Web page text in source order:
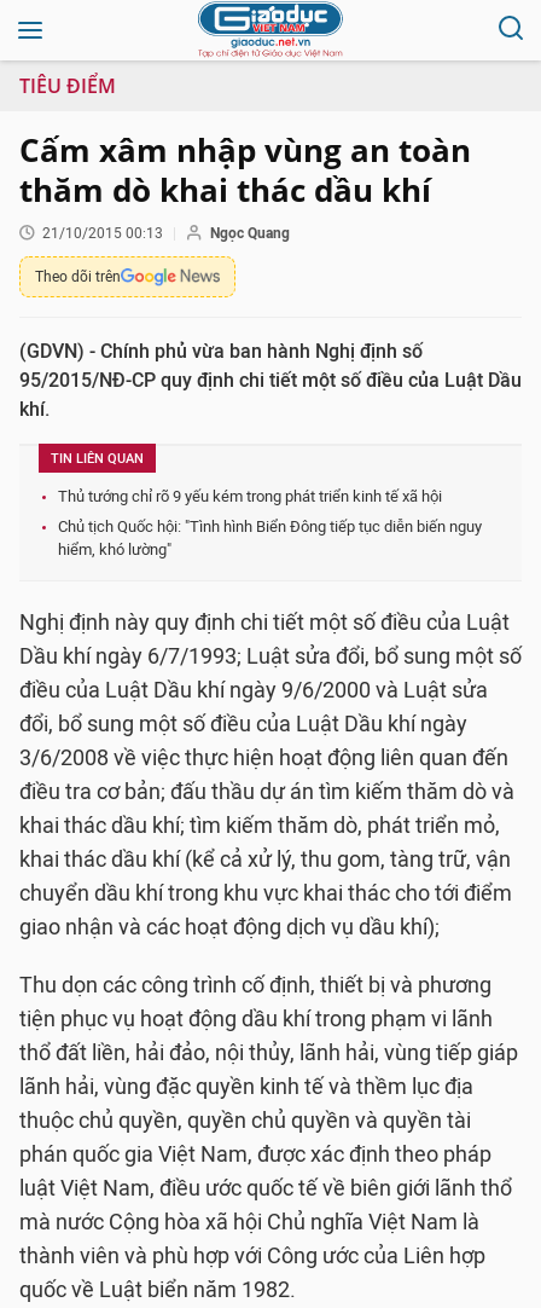
TIÊU ĐIỂM
Cấm xâm nhập vùng an toàn
thăm dò khai thác dầu khí
21/10/2015 00:13 Ngọc Quang
Theo dõi trên
(GDVN) - Chính phủ vừa ban hành Nghị định số
95/2015/NĐ-CP quy định chi tiết một số điều của Luật Dầu
khí.
TIN LIÊN QUAN
Thủ tướng chỉ rõ 9 yếu kém trong phát triển kinh tế xã hội
Chủ tịch Quốc hội: "Tình hình Biển Đông tiếp tục diễn biến nguy
hiểm, khó lường"
Nghị định này quy định chi tiết một số điều của Luật
Dầu khí ngày 6/7/1993; Luật sửa đổi, bổ sung một số
điều của Luật Dầu khí ngày 9/6/2000 và Luật sửa
đổi, bổ sung một số điều của Luật Dầu khí ngày
3/6/2008 về việc thực hiện hoạt động liên quan đến
điều tra cơ bản; đấu thầu dự án tìm kiếm thăm dò và
khai thác dầu khí; tìm kiếm thăm dò, phát triển mỏ,
khai thác dầu khí (kể cả xử lý, thu gom, tàng trữ, vận
chuyển dầu khí trong khu vực khai thác cho tới điểm
giao nhận và các hoạt động dịch vụ dầu khí);
Thu dọn các công trình cố định, thiết bị và phương
tiện phục vụ hoạt động dầu khí trong phạm vi lãnh
thổ đất liền, hải đảo, nội thủy, lãnh hải, vùng tiếp giáp
lãnh hải, vùng đặc quyền kinh tế và thềm lục địa
thuộc chủ quyền, quyền chủ quyền và quyền tài
phán quốc gia Việt Nam, được xác định theo pháp
luật Việt Nam, điều ước quốc tế về biên giới lãnh thổ
mà nước Cộng hòa xã hội Chủ nghĩa Việt Nam là
thành viên và phù hợp với Công ước của Liên hợp
quốc về Luật biển năm 1982.